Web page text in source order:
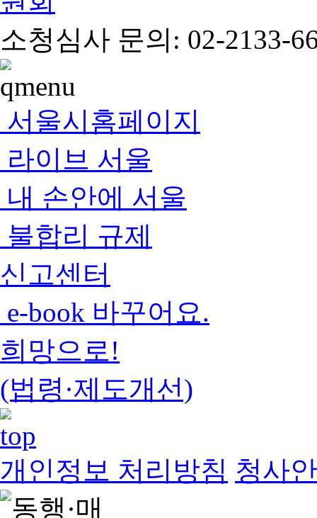
소청심사 문의: 02-2133-
서울시홈페이지
라이브 서울
내 손안에 서울
불합리 규제
신고센터
e-book 바꾸어요.
희망으로!
(법령·제도개선)
개인정보 처리방침 청사